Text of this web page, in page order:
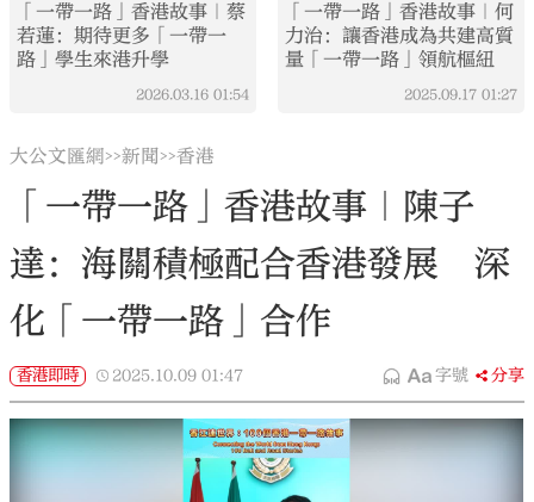
「一帶一路」香港故事｜蔡
若蓮：期待更多「一帶一
路」學生來港升學
2026.03.16 01:54
「一帶一路」香港故事｜何
力治：讓香港成為共建高質
量「一帶一路」領航樞紐
2025.09.17 01:27
大公文匯網>>新聞>>香港
「一帶一路」香港故事｜陳子
達：海關積極配合香港發展 深
化「一帶一路」合作
香港即時 2025.10.09 01:47 字號 分享